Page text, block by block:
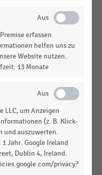
NONFOOD-
B&M nach
2025/2026)
Douglas nach
Q2 2025/2026)
Edeka Südwest
erfassen
helfen uns zu
Website nutzen.
13 Monate
LLC, um Anzeigen
(z. B. Klick-
und auszuwerten.
Jahr. Google Ireland
Dublin 4, Ireland.
privacy?